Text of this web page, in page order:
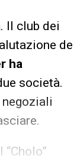
. Il club dei
de
ha
società.
negoziali